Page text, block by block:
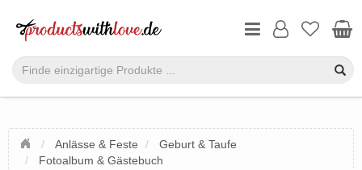
Anlässe & Feste
Geburt & Taufe
Fotoalbum & Gästebuch